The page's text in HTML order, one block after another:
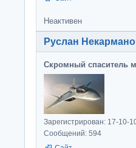
Неактивен
Руслан
Скромный спаситель
Зарегистрирован: 17-10-
Сообщений: 594